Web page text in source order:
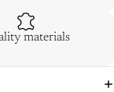
materials